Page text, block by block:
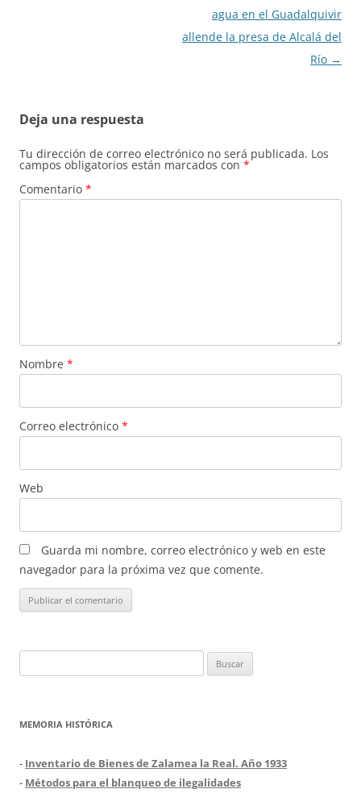
agua en el Guadalquivir
allende la presa de Alcalá del
Río →
Deja una respuesta
Tu dirección de correo electrónico no será publicada. Los
campos obligatorios están marcados con *
Comentario *
Nombre *
Correo electrónico *
Web
Guarda mi nombre, correo electrónico y web en este
navegador para la próxima vez que comente.
MEMORIA HISTÓRICA
- Inventario de Bienes de Zalamea la Real. Año 1933
- Métodos para el blanqueo de ilegalidades